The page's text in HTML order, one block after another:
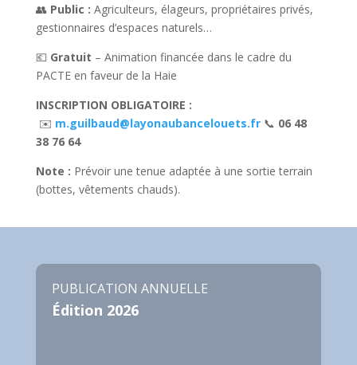
👥 Public : Agriculteurs, élageurs, propriétaires privés,
gestionnaires d’espaces naturels…
💶 Gratuit – Animation financée dans le cadre du
PACTE en faveur de la Haie
INSCRIPTION OBLIGATOIRE :
✉️ m.guilbaud@layonaubancelouets.fr 📞 06 48
38 76 64
Note : Prévoir une tenue adaptée à une sortie terrain
(bottes, vêtements chauds).
PUBLICATION ANNUELLE
Édition 2026